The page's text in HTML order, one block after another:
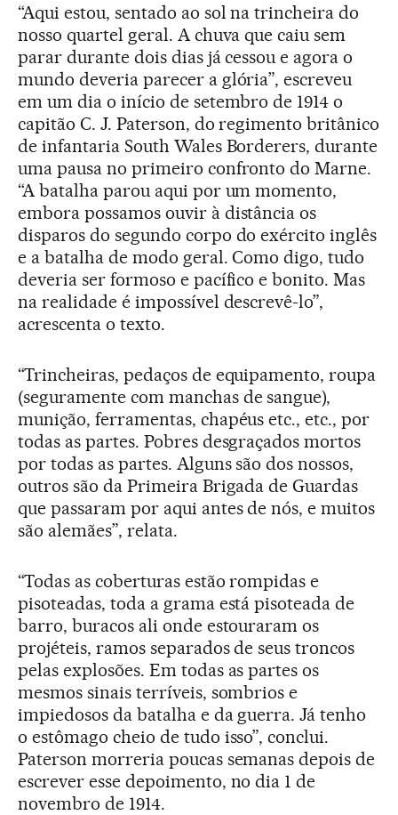
“Aqui estou, sentado ao sol na trincheira do
nosso quartel geral. A chuva que caiu sem
parar durante dois dias já cessou e agora o
mundo deveria parecer a glória”, escreveu
em um dia o início de setembro de 1914 o
capitão C. J. Paterson, do regimento britânico
de infantaria South Wales Borderers, durante
uma pausa no primeiro confronto do Marne.
“A batalha parou aqui por um momento,
embora possamos ouvir à distância os
disparos do segundo corpo do exército inglês
e a batalha de modo geral. Como digo, tudo
deveria ser formoso e pacífico e bonito. Mas
na realidade é impossível descrevê-lo”,
acrescenta o texto.
“Trincheiras, pedaços de equipamento, roupa
(seguramente com manchas de sangue),
munição, ferramentas, chapéus etc., etc., por
todas as partes. Pobres desgraçados mortos
por todas as partes. Alguns são dos nossos,
outros são da Primeira Brigada de Guardas
que passaram por aqui antes de nós, e muitos
são alemães”, relata.
“Todas as coberturas estão rompidas e
pisoteadas, toda a grama está pisoteada de
barro, buracos ali onde estouraram os
projéteis, ramos separados de seus troncos
pelas explosões. Em todas as partes os
mesmos sinais terríveis, sombrios e
impiedosos da batalha e da guerra. Já tenho
o estômago cheio de tudo isso”, conclui.
Paterson morreria poucas semanas depois de
escrever esse depoimento, no dia 1 de
novembro de 1914.